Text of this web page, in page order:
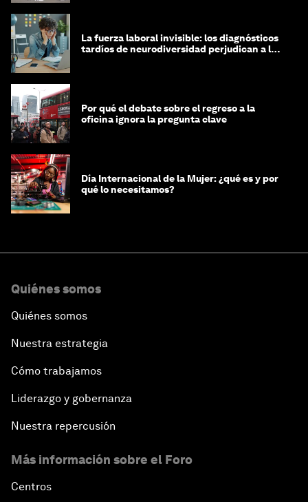
La fuerza laboral invisible: los diagnósticos
tardíos de neurodiversidad perjudican a las
Por qué el debate sobre el regreso a la
oficina ignora la pregunta clave
Día Internacional de la Mujer: ¿qué es y por
qué lo necesitamos?
Quiénes somos
Quiénes somos
Nuestra estrategia
Cómo trabajamos
Liderazgo y gobernanza
Nuestra repercusión
Más información sobre el Foro
Centros